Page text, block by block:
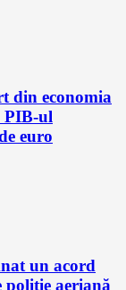
din economia
PIB-ul
euro
un acord
aeriană